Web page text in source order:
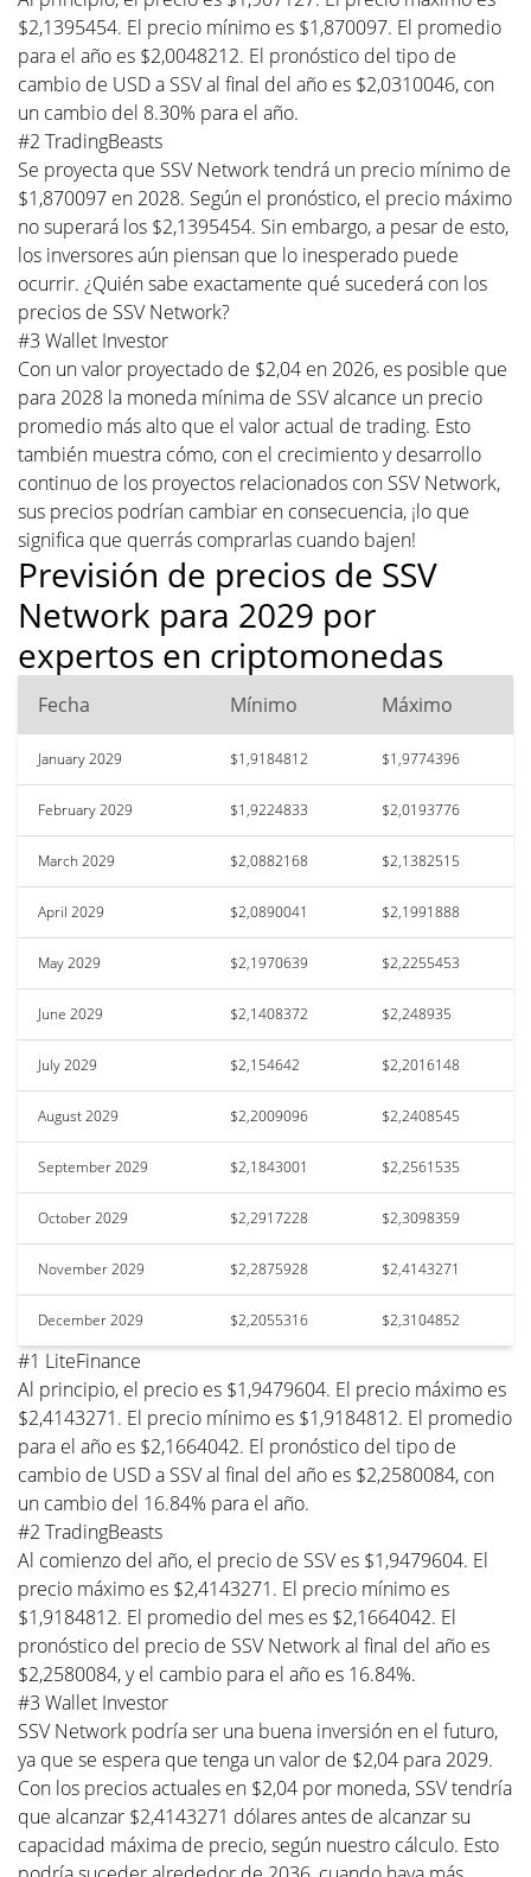
$2,1395454. El precio mínimo es $1,870097. El promedio
para el año es $2,0048212. El pronóstico del tipo de
cambio de USD a SSV al final del año es $2,0310046, con
un cambio del 8.30% para el año.
#2 TradingBeasts
Se proyecta que SSV Network tendrá un precio mínimo de
$1,870097 en 2028. Según el pronóstico, el precio máximo
no superará los $2,1395454. Sin embargo, a pesar de esto,
los inversores aún piensan que lo inesperado puede
ocurrir. ¿Quién sabe exactamente qué sucederá con los
precios de SSV Network?
#3 Wallet Investor
Con un valor proyectado de $2,04 en 2026, es posible que
para 2028 la moneda mínima de SSV alcance un precio
promedio más alto que el valor actual de trading. Esto
también muestra cómo, con el crecimiento y desarrollo
continuo de los proyectos relacionados con SSV Network,
sus precios podrían cambiar en consecuencia, ¡lo que
significa que querrás comprarlas cuando bajen!
Previsión de precios de SSV
Network para 2029 por
expertos en criptomonedas
Fecha Mínimo Máximo
January 2029 $1,9184812 $1,9774396
February 2029 $1,9224833 $2,0193776
March 2029 $2,0882168 $2,1382515
April 2029 $2,0890041 $2,1991888
May 2029 $2,1970639 $2,2255453
June 2029 $2,1408372 $2,248935
July 2029 $2,154642 $2,2016148
August 2029 $2,2009096 $2,2408545
September 2029 $2,1843001 $2,2561535
October 2029 $2,2917228 $2,3098359
November 2029 $2,2875928 $2,4143271
December 2029 $2,2055316 $2,3104852
#1 LiteFinance
Al principio, el precio es $1,9479604. El precio máximo es
$2,4143271. El precio mínimo es $1,9184812. El promedio
para el año es $2,1664042. El pronóstico del tipo de
cambio de USD a SSV al final del año es $2,2580084, con
un cambio del 16.84% para el año.
#2 TradingBeasts
Al comienzo del año, el precio de SSV es $1,9479604. El
precio máximo es $2,4143271. El precio mínimo es
$1,9184812. El promedio del mes es $2,1664042. El
pronóstico del precio de SSV Network al final del año es
$2,2580084, y el cambio para el año es 16.84%.
#3 Wallet Investor
SSV Network podría ser una buena inversión en el futuro,
ya que se espera que tenga un valor de $2,04 para 2029.
Con los precios actuales en $2,04 por moneda, SSV tendría
que alcanzar $2,4143271 dólares antes de alcanzar su
capacidad máxima de precio, según nuestro cálculo. Esto